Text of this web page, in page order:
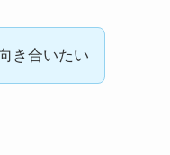
き合いたい